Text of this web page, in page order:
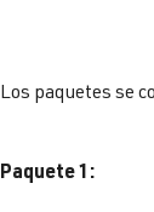
Los paquetes se
Paquete 1: